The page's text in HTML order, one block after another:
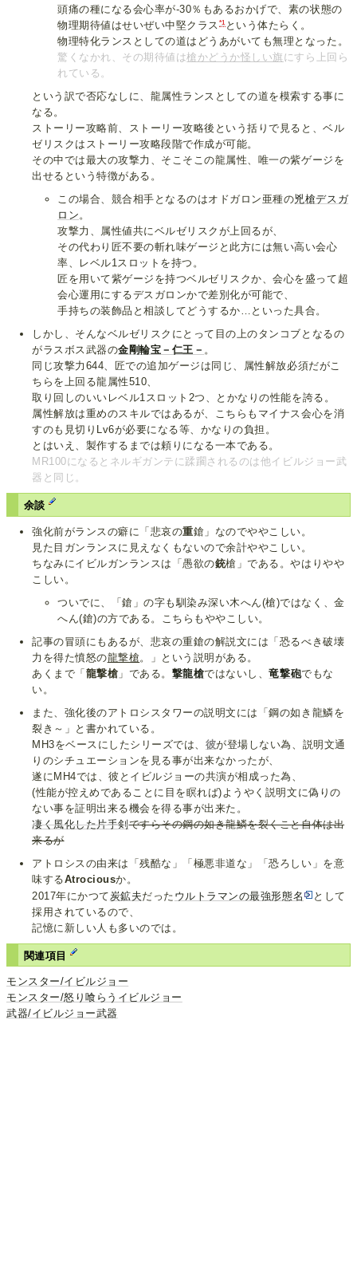
頭痛の種になる会心率が-30％もあるおかげで、素の状態の
物理期待値はせいぜい中堅クラス *1という体たらく。
物理特化ランスとしての道はどうあがいても無理となった。
驚くなかれ、その期待値は槍かどうか怪しい旗 にすら上回ら
れている。
という訳で否応なしに、龍属性ランスとしての道を模索する事に
なる。
ストーリー攻略前、ストーリー攻略後という括りで見ると、ベル
ゼリスクはストーリー攻略段階で作成が可能。
その中では最大の攻撃力、そこそこの龍属性、唯一の紫ゲージを
出せるという特徴がある。
この場合、競合相手となるのはオドガロン亜種の兇槍デスガ
ロン。
攻撃力、属性値共にベルゼリスクが上回るが、
その代わり匠不要の斬れ味ゲージと此方には無い高い会心
率、レベル1スロットを持つ。
匠を用いて紫ゲージを持つベルゼリスクか、会心を盛って超
会心運用にするデスガロンかで差別化が可能で、
手持ちの装飾品と相談してどうするか…といった具合。
しかし、そんなベルゼリスクにとって目の上のタンコブとなるの
がラスボス武器の金剛輪宝－仁王－ 。
同じ攻撃力644、匠での追加ゲージは同じ、属性解放必須だがこ
ちらを上回る龍属性510、
取り回しのいいレベル1スロット2つ、とかなりの性能を誇る。
属性解放は重めのスキルではあるが、こちらもマイナス会心を消
すのも見切りLv6が必要になる等、かなりの負担。
とはいえ、製作するまでは頼りになる一本である。
MR100になるとネルギガンテに蹂躙されるのは他イビルジョー武
器と同じ。
余談
強化前がランスの癖に「悲哀の重鎗」なのでややこしい。
見た目ガンランスに見えなくもないので余計ややこしい。
ちなみにイビルガンランスは「愚欲の銃槍」である。やはりやや
こしい。
ついでに、「鎗」の字も馴染み深い木へん(槍)ではなく、金
へん(鎗)の方である。こちらもややこしい。
記事の冒頭にもあるが、悲哀の重鎗の解説文には「恐るべき破壊
力を得た憤怒の龍撃槍 。」という説明がある。
あくまで「 龍撃槍 」である。 撃龍槍ではないし、竜撃砲でもな
い。
また、強化後のアトロシスタワーの説明文には「鋼の如き龍鱗を
裂き～」と書かれている。
MH3をベースにしたシリーズでは、 彼が登場しない為、説明文通
りのシチュエーションを見る事が出来なかったが、
遂にMH4では、彼とイビルジョーの共演が相成った為、
(性能が控えめであることに目を瞑れば)ようやく説明文に偽りの
ない事を証明出来る機会を得る事が出来た。
凄く風化した片手剣ですらその鋼の如き龍鱗を裂くこと自体は出
来るが
アトロシスの由来は「残酷な」「極悪非道な」「恐ろしい」を意
味するAtrociousか。
2017年にかつて 炭鉱夫だった ウルトラマンの最強形態名
として
採用されているので、
記憶に新しい人も多いのでは。
関連項目
モンスター/イビルジョー
モンスター/怒り喰らうイビルジョー
武器/イビルジョー武器